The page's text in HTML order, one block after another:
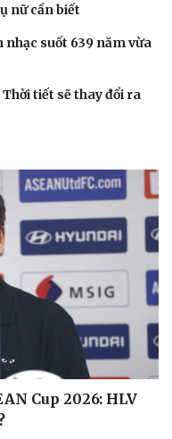
nữ cần biết
nhạc suốt 639 năm vừa
tiết sẽ thay đổi ra
Cup 2026: HLV